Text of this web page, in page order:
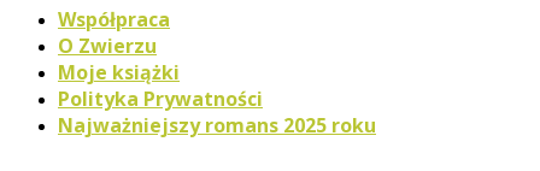
Współpraca
O Zwierzu
Moje książki
Polityka Prywatności
Najważniejszy romans 2025 roku